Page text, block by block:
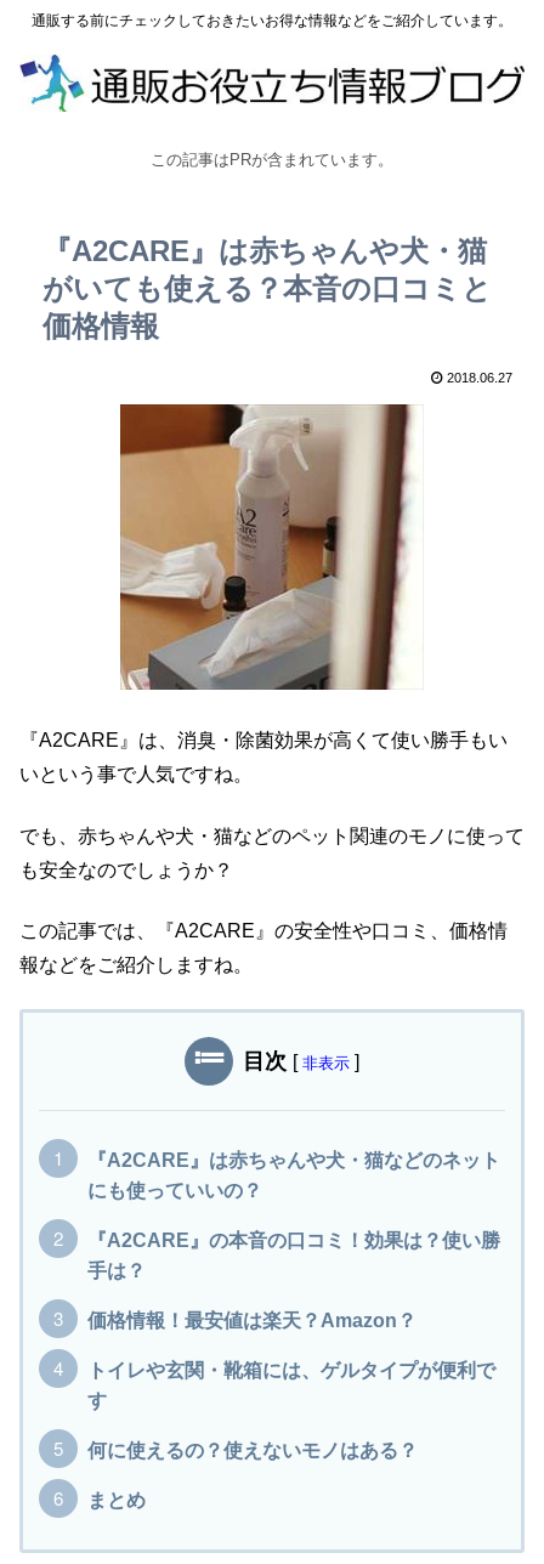
通販する前にチェックしておきたいお得な情報などをご紹介しています。
この記事はPRが含まれています。
『A2CARE』は赤ちゃんや犬・猫
がいても使える？本音の口コミと
価格情報
2018.06.27
『A2CARE』は、消臭・除菌効果が高くて使い勝手もい
いという事で人気ですね。
でも、赤ちゃんや犬・猫などのペット関連のモノに使って
も安全なのでしょうか？
この記事では、『A2CARE』の安全性や口コミ、価格情
報などをご紹介しますね。
目次 [ 非表示 ]
『A2CARE』は赤ちゃんや犬・猫などのネット
にも使っていいの？
『A2CARE』の本音の口コミ！効果は？使い勝
手は？
価格情報！最安値は楽天？Amazon？
トイレや玄関・靴箱には、ゲルタイプが便利で
す
何に使えるの？使えないモノはある？
まとめ